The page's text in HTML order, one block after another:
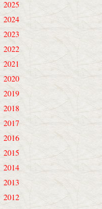
2025
2024
2023
2022
2021
2020
2019
2018
2017
2016
2015
2014
2013
2012